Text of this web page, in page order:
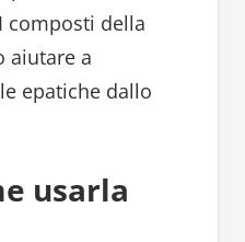
composti della
aiutare a
epatiche dallo
usarla